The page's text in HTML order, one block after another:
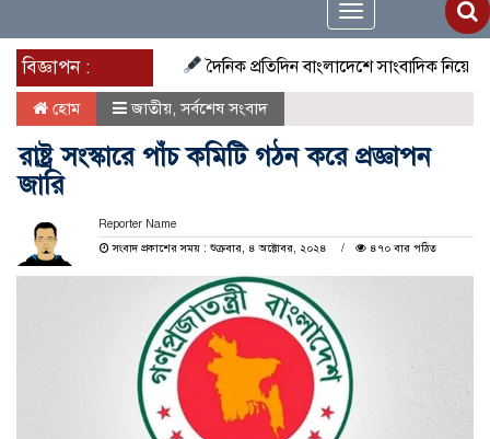
Toggle
navigation
বিজ্ঞাপন :
দৈনিক প্রতিদিন বাংলাদেশে সাংবাদিক নিয়োগ
হোম জাতীয়,সর্বশেষ সংবাদ
রাষ্ট্র সংস্কারে পাঁচ কমিটি গঠন করে প্রজ্ঞাপন
জারি
Reporter Name
সংবাদ প্রকাশের সময় : শুক্রবার, ৪ অক্টোবর, ২০২৪
৪৭০ বার পঠিত